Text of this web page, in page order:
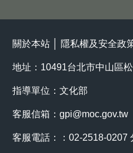
關於本站 隱私權及安全政
地址：10491台北市中山區
指導單位：文化部
客服信箱： gpi@moc.gov.tw
客服電話：：02-2518-0207